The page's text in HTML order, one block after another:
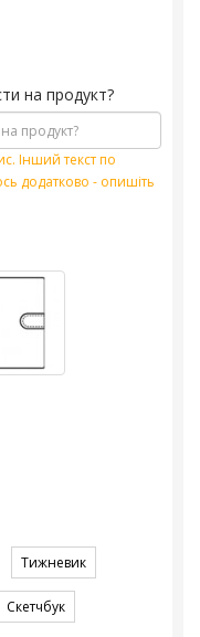
на продукт?
Інший текст по
додатково - опишіть
Тижневик
Скетчбук